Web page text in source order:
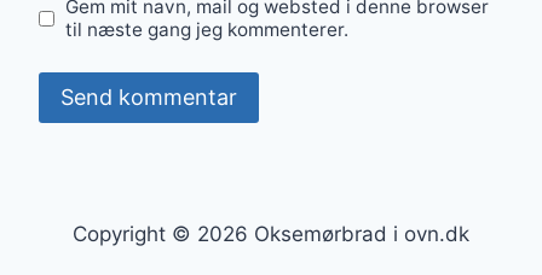
Gem mit navn, mail og websted i denne browser
til næste gang jeg kommenterer.
Copyright © 2026 Oksemørbrad i ovn.dk